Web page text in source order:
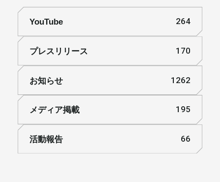
YouTube 264
プレスリリース 170
お知らせ 1262
メディア掲載 195
活動報告 66